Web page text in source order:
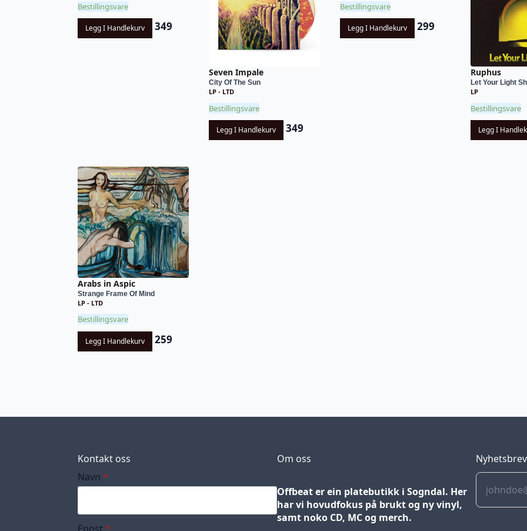
Bestillingsvare
Legg I Handlekurv 349
Seven Impale
City Of The Sun
LP - LTD
Bestillingsvare
Legg I Handlekurv 349
Bestillingsvare
Legg I Handlekurv 299
Ruphus
Let Your Light
LP
Bestillingsvare
Legg I
Arabs in Aspic
Strange Frame Of Mind
LP - LTD
Bestillingsvare
Legg I Handlekurv 259
Kontakt oss
Navn *
Om oss
Offbeat er ein platebutikk i Sogndal. Her
har vi hovudfokus på brukt og ny vinyl,
samt noko CD, MC og merch.
Nyhetsbrev